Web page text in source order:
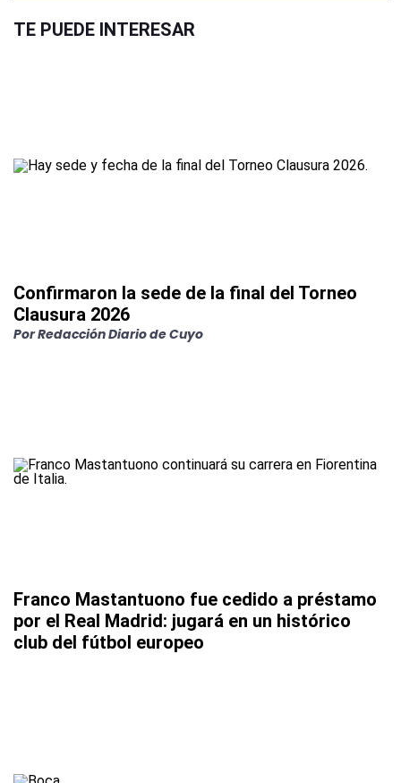
TE PUEDE INTERESAR
Confirmaron la sede de la final del Torneo
Clausura 2026
PorRedacción Diario de Cuyo
Franco Mastantuono fue cedido a préstamo
por el Real Madrid: jugará en un histórico
club del fútbol europeo